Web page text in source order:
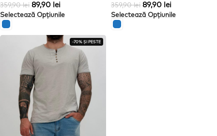
359,90lei 89,90 lei
Selectează Opțiunile
359,90lei 89,90 lei
Selectează Opțiunile
-70% ȘI PESTE